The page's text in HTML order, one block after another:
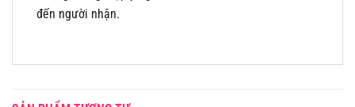
đến người nhận.